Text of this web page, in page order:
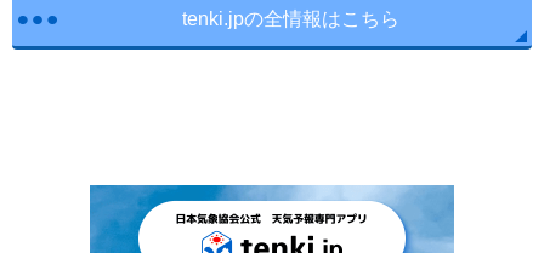
tenki.jpの全情報はこちら